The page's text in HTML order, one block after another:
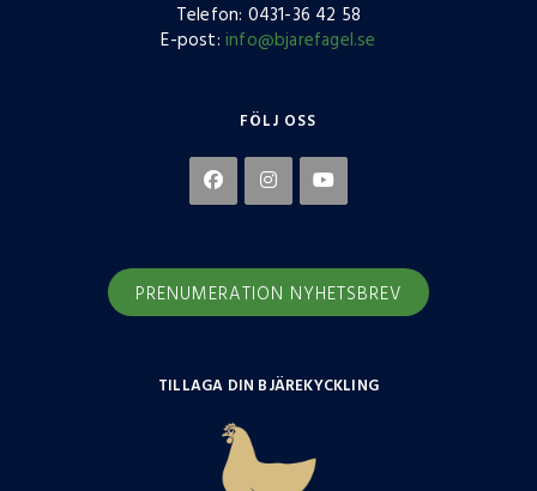
Telefon: 0431-36 42 58
E-post: info@bjarefagel.se
FÖLJ OSS
PRENUMERATION NYHETSBREV
TILLAGA DIN BJÄREKYCKLING